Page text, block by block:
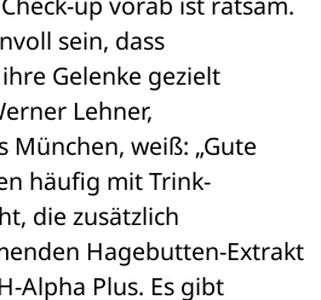
sein, dass
Gelenke gezielt
Lehner,
München, weiß: „Gute
häufig mit Trink-
die zusätzlich
Hagebutten-Extrakt
Alpha Plus. Es gibt